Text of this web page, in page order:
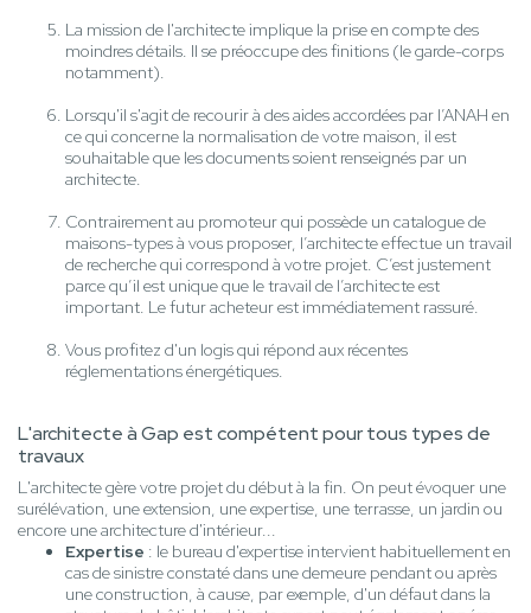
La mission de l'architecte implique la prise en compte des
moindres détails. Il se préoccupe des finitions (le garde-corps
notamment).
Lorsqu'il s'agit de recourir à des aides accordées par l’ANAH en
ce qui concerne la normalisation de votre maison, il est
souhaitable que les documents soient renseignés par un
architecte.
Contrairement au promoteur qui possède un catalogue de
maisons-types à vous proposer, l’architecte effectue un travail
de recherche qui correspond à votre projet. C’est justement
parce qu’il est unique que le travail de l’architecte est
important. Le futur acheteur est immédiatement rassuré.
Vous profitez d'un logis qui répond aux récentes
réglementations énergétiques.
L'architecte à Gap est compétent pour tous types de
travaux
L'architecte gère votre projet du début à la fin. On peut évoquer une
surélévation, une extension, une expertise, une terrasse, un jardin ou
encore une architecture d'intérieur...
Expertise : le bureau d'expertise intervient habituellement en
cas de sinistre constaté dans une demeure pendant ou après
une construction, à cause, par exemple, d'un défaut dans la